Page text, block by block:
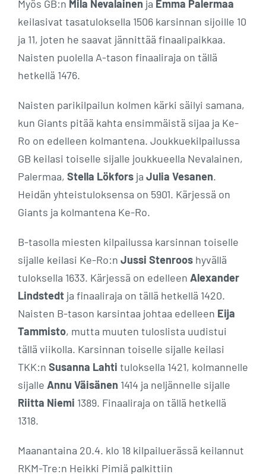
Myös GB:n Mila Nevalainen ja Emma Palermaa
keilasivat tasatuloksella 1506 karsinnan sijoille 10
ja 11, joten he saavat jännittää finaalipaikkaa.
Naisten puolella A-tason finaaliraja on tällä
hetkellä 1476.
Naisten parikilpailun kolmen kärki säilyi samana,
kun Giants pitää kahta ensimmäistä sijaa ja Ke-
Ro on edelleen kolmantena. Joukkuekilpailussa
GB keilasi toiselle sijalle joukkueella Nevalainen,
Palermaa, Stella Lökfors ja Julia Vesanen.
Heidän yhteistuloksensa on 5901. Kärjessä on
Giants ja kolmantena Ke-Ro.
B-tasolla miesten kilpailussa karsinnan toiselle
sijalle keilasi Ke-Ro:n Jussi Stenroos hyvällä
tuloksella 1633. Kärjessä on edelleen Alexander
Lindstedt ja finaaliraja on tällä hetkellä 1420.
Naisten B-tason karsintaa johtaa edelleen Eija
Tammisto, mutta muuten tuloslista uudistui
tällä viikolla. Karsinnan toiselle sijalle keilasi
TKK:n Susanna Lahti tuloksella 1421, kolmannelle
sijalle Annu Väisänen 1414 ja neljännelle sijalle
Riitta Niemi 1389. Finaaliraja on tällä hetkellä
1318.
Maanantaina 20.4. klo 18 kilpailuerässä keilannut
RKM-Tre:n Heikki Pimiä palkittiin